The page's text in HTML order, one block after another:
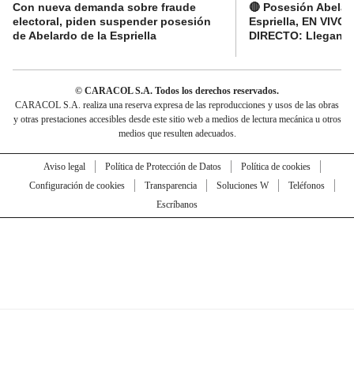
Con nueva demanda sobre fraude
electoral, piden suspender posesión
de Abelardo de la Espriella
🔴 Posesión
Espriella, EN VIVO
DIRECTO: Llegan
© CARACOL S.A. Todos los derechos reservados.
CARACOL S.A. realiza una reserva expresa de las reproducciones y usos de las obras
y otras prestaciones accesibles desde este sitio web a medios de lectura mecánica u otros
medios que resulten adecuados.
Aviso legal Política de Protección de Datos
Política de cookies
Configuración de cookies
Transparencia Soluciones W
Teléfonos
Escríbanos